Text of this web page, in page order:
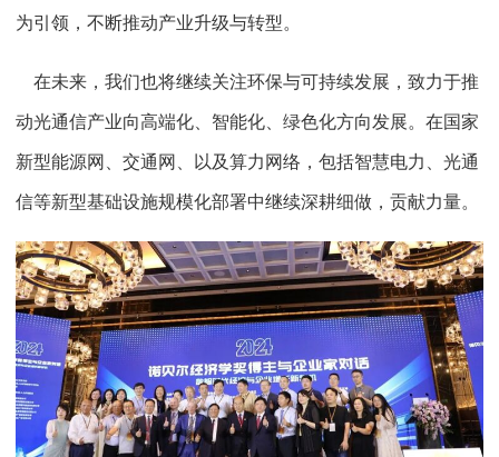
为引领，不断推动产业升级与转型。
在未来，我们也将继续关注环保与可持续发展，致力于推
动光通信产业向高端化、智能化、绿色化方向发展。在国家
新型能源网、交通网、以及算力网络，包括智慧电力、光通
信等新型基础设施规模化部署中继续深耕细做，贡献力量。